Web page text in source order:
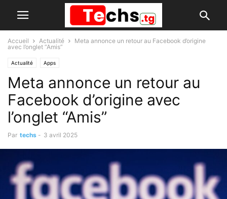
Accueil Actualité
Meta annonce un retour au Facebook d’origine
avec l’onglet “Amis”
Actualité Apps
Meta annonce un retour au
Facebook d’origine avec
l’onglet “Amis”
Par techs - 3 avril 2025